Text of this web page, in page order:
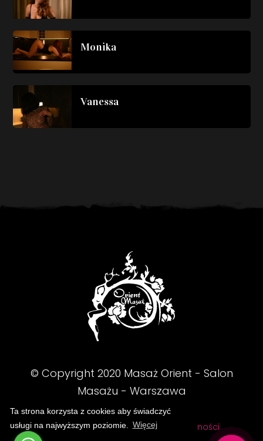
Ta strona korzysta z cookies aby świadczyć
usługi na najwyższym poziomie.
Więcej
Monika
Vanessa
© Copyright 2020 Masaż Orient - Salon
Masażu - Warszawa
FAQ Regulamin Polityka prywatności